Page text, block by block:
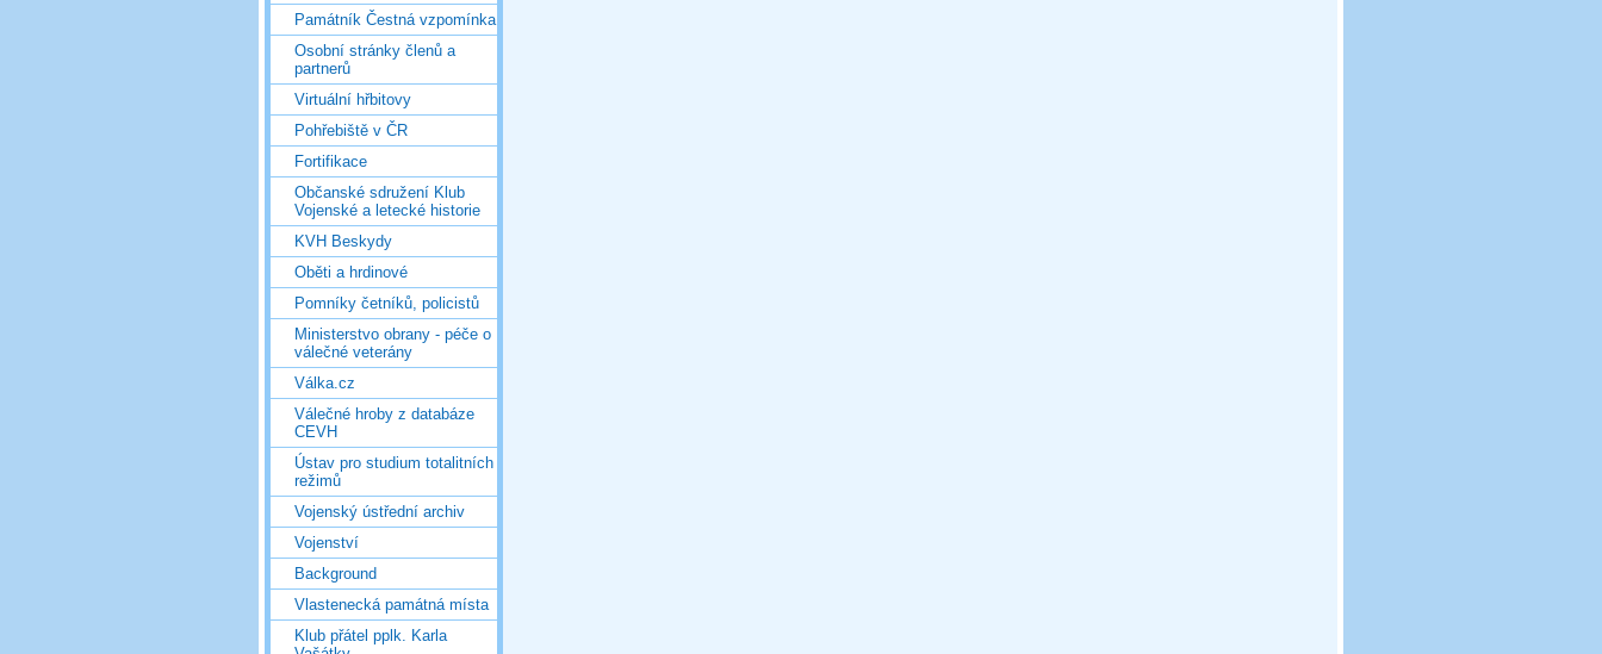
Památník Čestná vzpomínka
Osobní stránky členů a
partnerů
Virtuální hřbitovy
Pohřebiště v ČR
Fortifikace
Občanské sdružení Klub
Vojenské a letecké historie
KVH Beskydy
Oběti a hrdinové
Pomníky četníků, policistů
Ministerstvo obrany - péče o
válečné veterány
Válka.cz
Válečné hroby z databáze
CEVH
Ústav pro studium totalitních
režimů
Vojenský ústřední archiv
Vojenství
Background
Vlastenecká památná místa
Klub přátel pplk. Karla